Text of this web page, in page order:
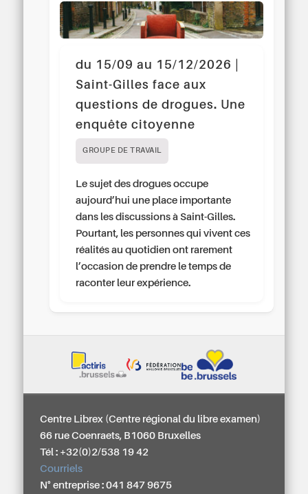
du 15/09 au 15/12/2026 |
Saint-Gilles face aux
questions de drogues. Une
enquête citoyenne
GROUPE DE TRAVAIL
Le sujet des drogues occupe
aujourd’hui une place importante
dans les discussions à Saint-Gilles.
Pourtant, les personnes qui vivent ces
réalités au quotidien ont rarement
l’occasion de prendre le temps de
raconter leur expérience.
Centre Librex (Centre régional du libre examen)
66 rue Coenraets, B1060 Bruxelles
Tél : +32(0)2/538 19 42
Courriels
N° entreprise : 041 847 9675